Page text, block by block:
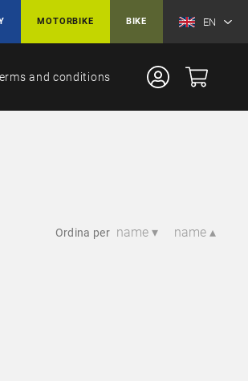
MOTORBIKE BIKE EN
and conditions
Ordina per name ▾ name ▴